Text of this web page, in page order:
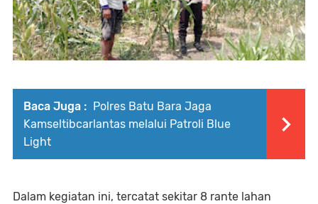
Baca Juga : Polres Batu Bara Jaga
Kamseltibcarlantas melalui Patroli Blue
Light
Dalam kegiatan ini, tercatat sekitar 8 rante lahan